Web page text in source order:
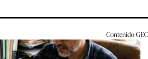
ContenidoGEC